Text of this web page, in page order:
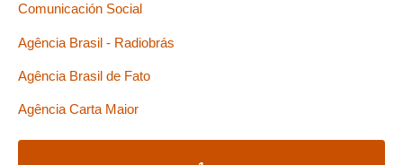
Comunicación Social
Agência Brasil - Radiobrás
Agência Brasil de Fato
Agência Carta Maior